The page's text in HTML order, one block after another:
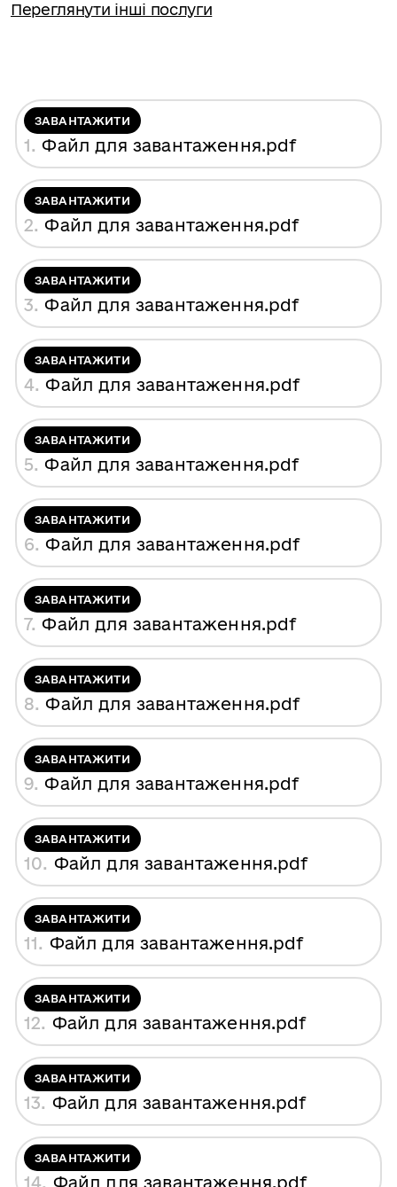
Переглянути інші послуги
ЗАВАНТАЖИТИ
1. Файл для завантаження.pdf
ЗАВАНТАЖИТИ
2. Файл для завантаження.pdf
ЗАВАНТАЖИТИ
3. Файл для завантаження.pdf
ЗАВАНТАЖИТИ
4. Файл для завантаження.pdf
ЗАВАНТАЖИТИ
5. Файл для завантаження.pdf
ЗАВАНТАЖИТИ
6. Файл для завантаження.pdf
ЗАВАНТАЖИТИ
7. Файл для завантаження.pdf
ЗАВАНТАЖИТИ
8. Файл для завантаження.pdf
ЗАВАНТАЖИТИ
9. Файл для завантаження.pdf
ЗАВАНТАЖИТИ
10. Файл для завантаження.pdf
ЗАВАНТАЖИТИ
11. Файл для завантаження.pdf
ЗАВАНТАЖИТИ
12. Файл для завантаження.pdf
ЗАВАНТАЖИТИ
13. Файл для завантаження.pdf
ЗАВАНТАЖИТИ
14. Файл для завантаження.pdf